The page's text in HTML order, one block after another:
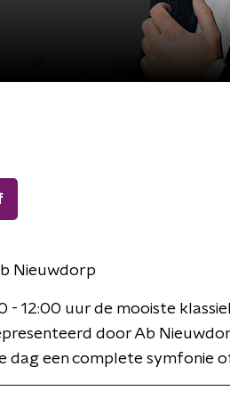
Nieuwdorp
- 12:00 uur de mooiste
door Ab
dag een complete symfonie